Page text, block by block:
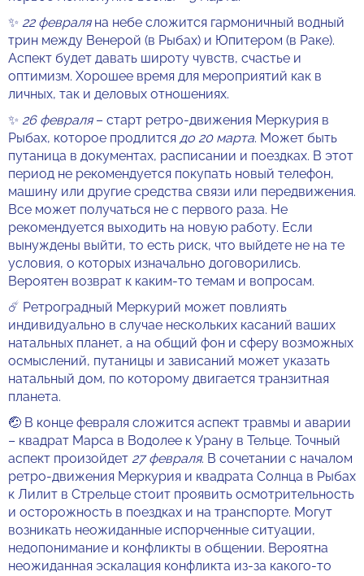
✨ 22 февраляна небе сложится гармоничный водный
трин между Венерой (в Рыбах) и Юпитером (в Раке).
Аспект будет давать широту чувств, счастье и
оптимизм. Хорошее время для мероприятий как в
личных, так и деловых отношениях.
✨ 26 февраля– старт ретро-движения Меркурия в
Рыбах, которое продлится до 20 марта. Может быть
путаница в документах, расписании и поездках. В этот
период не рекомендуется покупать новый телефон,
машину или другие средства связи или передвижения.
Все может получаться не с первого раза. Не
рекомендуется выходить на новую работу. Если
вынуждены выйти, то есть риск, что выйдете не на те
условия, о которых изначально договорились.
Вероятен возврат к каким-то темам и вопросам.
☄️ Ретроградный Меркурий может повлиять
индивидуально в случае нескольких касаний ваших
натальных планет, а на общий фон и сферу возможных
осмыслений, путаницы и зависаний может указать
натальный дом, по которому двигается транзитная
планета.
🤕 В конце февраля сложится аспект травмы и аварии
– квадрат Марса в Водолее к Урану в Тельце. Точный
аспект произойдет 27 февраля. В сочетании с началом
ретро-движения Меркурия и квадрата Солнца в Рыбах
к Лилит в Стрельце стоит проявить осмотрительность
и осторожность в поездках и на транспорте. Могут
возникать неожиданные испорченные ситуации,
недопонимание и конфликты в общении. Вероятна
неожиданная эскалация конфликта из-за какого-то